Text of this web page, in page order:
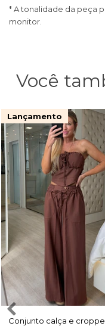
* A tonalidade da peça
monitor.
Você
Lançamento
Conjunto calça e